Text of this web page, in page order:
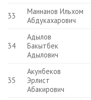
33
Маннанов Ильхом
Абдукахарович
34
Адылов
Бакытбек
Адылович
35
Акунбеков
Эрлист
Абакирович